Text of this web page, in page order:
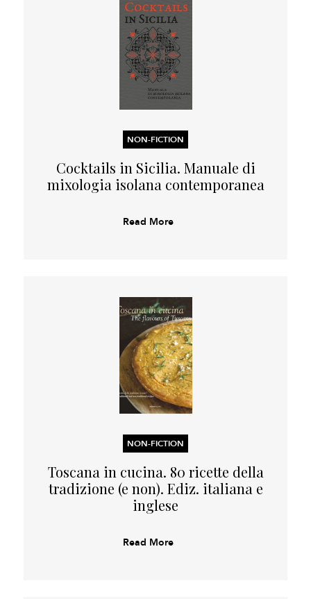
NON-FICTION
Cocktails in Sicilia. Manuale di
mixologia isolana contemporanea
Read More
NON-FICTION
Toscana in cucina. 80 ricette della
tradizione (e non). Ediz. italiana e
inglese
Read More